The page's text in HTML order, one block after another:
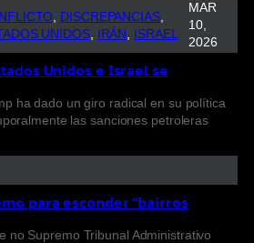
DISCREPANCIAS
UNIDOS, IRÁN ISRAEL
MAR
10,
2026
Unidos e Israel se
ha dado un giro radical en su política
las sanciones petroleras
para esconder “bairros
no Supremo Tribunal Administrativo